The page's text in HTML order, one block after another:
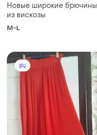
Новые широкие брючины
из вискозы
M-L